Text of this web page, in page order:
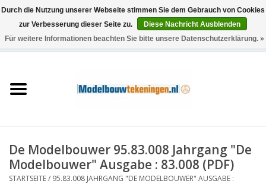
0 Artikel - €0,00
Schiffe
Holzbau
De Modelbouwer 95.83.008 Jahrgang "De
Modelbouwer" Ausgabe : 83.008 (PDF)
STARTSEITE/ 95.83.008 JAHRGANG "DE MODELBOUWER" AUSGABE :
Durch die Nutzung unserer Webseite stimmen Sie dem Gebrauch von Cookies
zur Verbesserung dieser Seite zu.
Diese Nachricht Ausblenden
Für weitere Informationen beachten Sie bitte unsere Datenschutzerklärung. »